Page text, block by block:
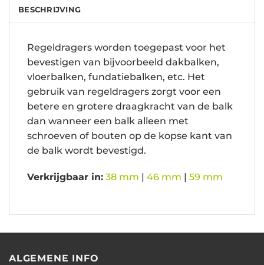
BESCHRIJVING
Regeldragers worden toegepast voor het
bevestigen van bijvoorbeeld dakbalken,
vloerbalken, fundatiebalken, etc. Het
gebruik van regeldragers zorgt voor een
betere en grotere draagkracht van de balk
dan wanneer een balk alleen met
schroeven of bouten op de kopse kant van
de balk wordt bevestigd.
Verkrijgbaar in: 38 mm | 46 mm | 59 mm
ALGEMENE INFO